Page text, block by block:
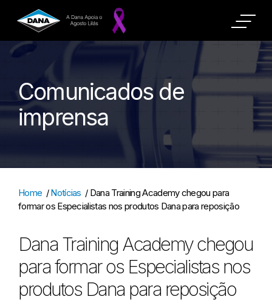
Comunicados de
imprensa
Home /Notícias / Dana Training Academy chegou para
formar os Especialistas nos produtos Dana para reposição
Dana Training Academy chegou
para formar os Especialistas nos
produtos Dana para reposição